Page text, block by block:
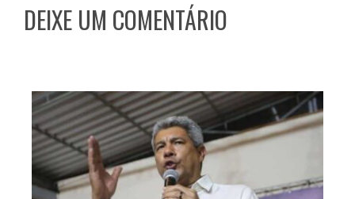
DEIXE UM COMENTÁRIO